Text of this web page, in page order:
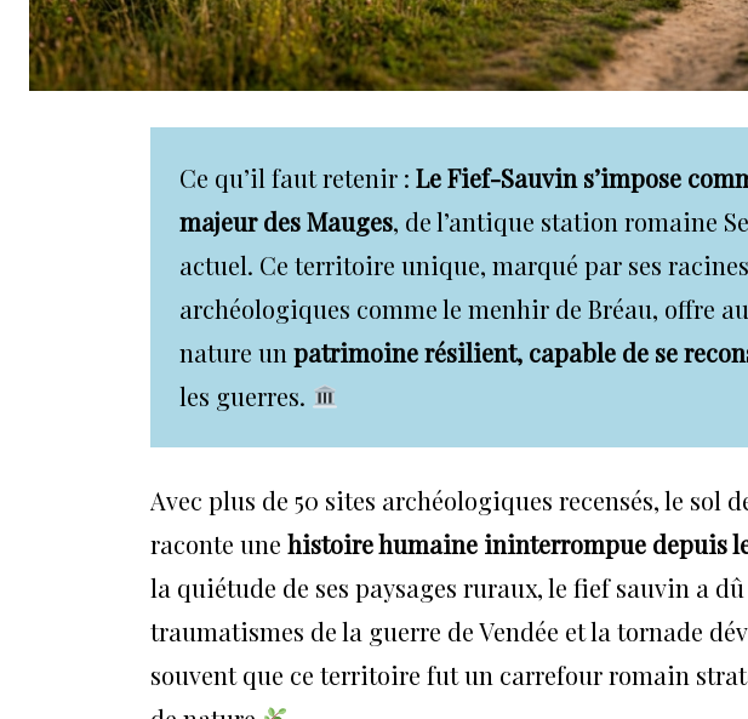
Ce qu’il faut retenir : Le Fief-Sauvin s’impose
majeur des Mauges, de l’antique station romaine
actuel. Ce territoire unique, marqué par ses
archéologiques comme le menhir de Bréau, offre
nature un patrimoine résilient, capable de se
les guerres.
Avec plus de 50 sites archéologiques recensés, le sol
raconte une histoire humaine ininterrompue depuis
la quiétude de ses paysages ruraux, le fief sauvin a
traumatismes de la guerre de Vendée et la tornade
souvent que ce territoire fut un carrefour romain